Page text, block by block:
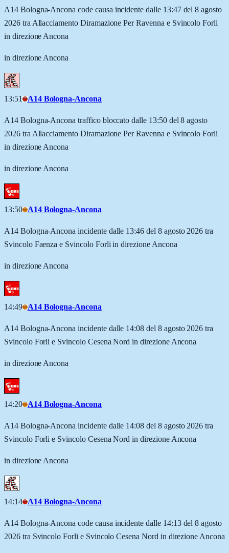
A14 Bologna-Ancona code causa incidente dalle 13:47 del 8 agosto
2026 tra Allacciamento Diramazione Per Ravenna e Svincolo Forli
in direzione Ancona
in direzione Ancona
13:51 A14 Bologna-Ancona
A14 Bologna-Ancona traffico bloccato dalle 13:50 del 8 agosto
2026 tra Allacciamento Diramazione Per Ravenna e Svincolo Forli
in direzione Ancona
in direzione Ancona
13:50 A14 Bologna-Ancona
A14 Bologna-Ancona incidente dalle 13:46 del 8 agosto 2026 tra
Svincolo Faenza e Svincolo Forli in direzione Ancona
in direzione Ancona
14:49 A14 Bologna-Ancona
A14 Bologna-Ancona incidente dalle 14:08 del 8 agosto 2026 tra
Svincolo Forli e Svincolo Cesena Nord in direzione Ancona
in direzione Ancona
14:20 A14 Bologna-Ancona
A14 Bologna-Ancona incidente dalle 14:08 del 8 agosto 2026 tra
Svincolo Forli e Svincolo Cesena Nord in direzione Ancona
in direzione Ancona
14:14 A14 Bologna-Ancona
A14 Bologna-Ancona code causa incidente dalle 14:13 del 8 agosto
2026 tra Svincolo Forli e Svincolo Cesena Nord in direzione Ancona